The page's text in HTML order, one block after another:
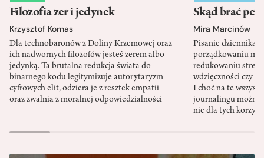
Filozofia zer i jedynek
Krzysztof Kornas
Dla technobaronów z Doliny Krzemowej oraz
ich nadwornych filozofów jesteś zerem albo
jedynką. Ta brutalna redukcja świata do
binarnego kodu legitymizuje autorytaryzm
cyfrowych elit, odziera je z resztek empatii
oraz zwalnia z moralnej odpowiedzialności
Skąd brać
Mira Marcinów
Pisanie dziennika
porządkowaniu
redukowaniu
wdzięczności czy
I choć na te
journalingu można
nie dla tych